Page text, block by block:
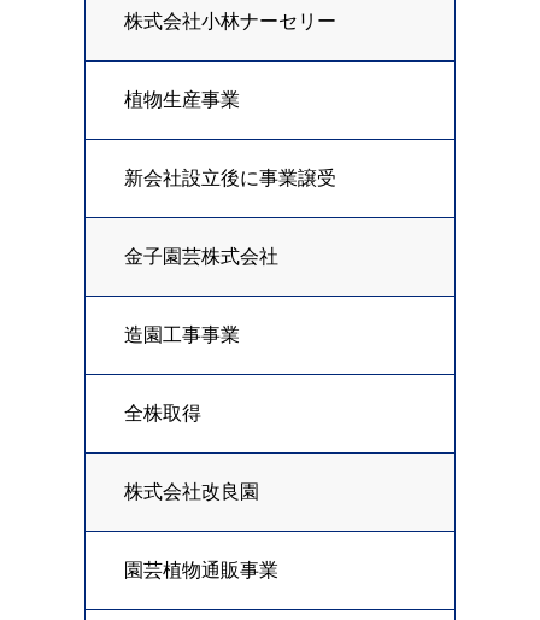
株式会社小林ナーセリー
植物生産事業
新会社設立後に事業譲受
金子園芸株式会社
造園工事事業
全株取得
株式会社改良園
園芸植物通販事業